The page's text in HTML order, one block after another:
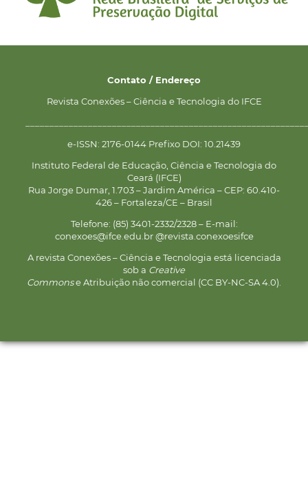
Contato / Endereço
Revista Conexões – Ciência e Tecnologia do IFCE
e-ISSN: 2176-0144 Prefixo DOI: 10.21439
Instituto Federal de Educação, Ciência e Tecnologia do
Ceará (IFCE)
Rua Jorge Dumar, 1.703 – Jardim América – CEP: 60.410-
426 – Fortaleza/CE – Brasil
Telefone: (85) 3401-2332/2328 – E-mail:
conexoes@ifce.edu.br @revista.conexoesifce
A revista Conexões – Ciência e Tecnologia está licenciada
sob a Creative
Commonse Atribuição não comercial (CC BY-NC-SA 4.0).